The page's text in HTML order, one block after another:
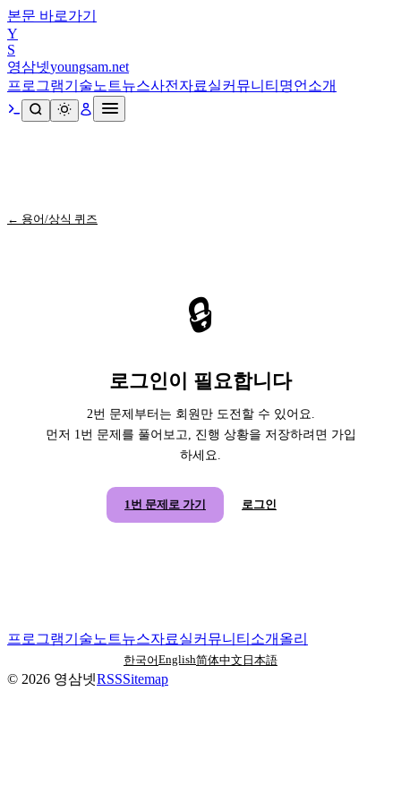
본문 바로가기
Y
S
영삼넷youngsam.net
프로그램기술노트뉴스사전 자료실커뮤니티 명언 소개
← 용어/상식 퀴즈
🔒
로그인이 필요합니다
2번 문제부터는 회원만 도전할 수 있어요.
먼저 1번 문제를 풀어보고, 진행 상황을 저장하려면 가입
하세요.
1번 문제로 가기 로그인
프로그램기술노트뉴스자료실커뮤니티 소개 올리
한국어English简体中文 日本語
© 2026 영삼넷RSSSitemap